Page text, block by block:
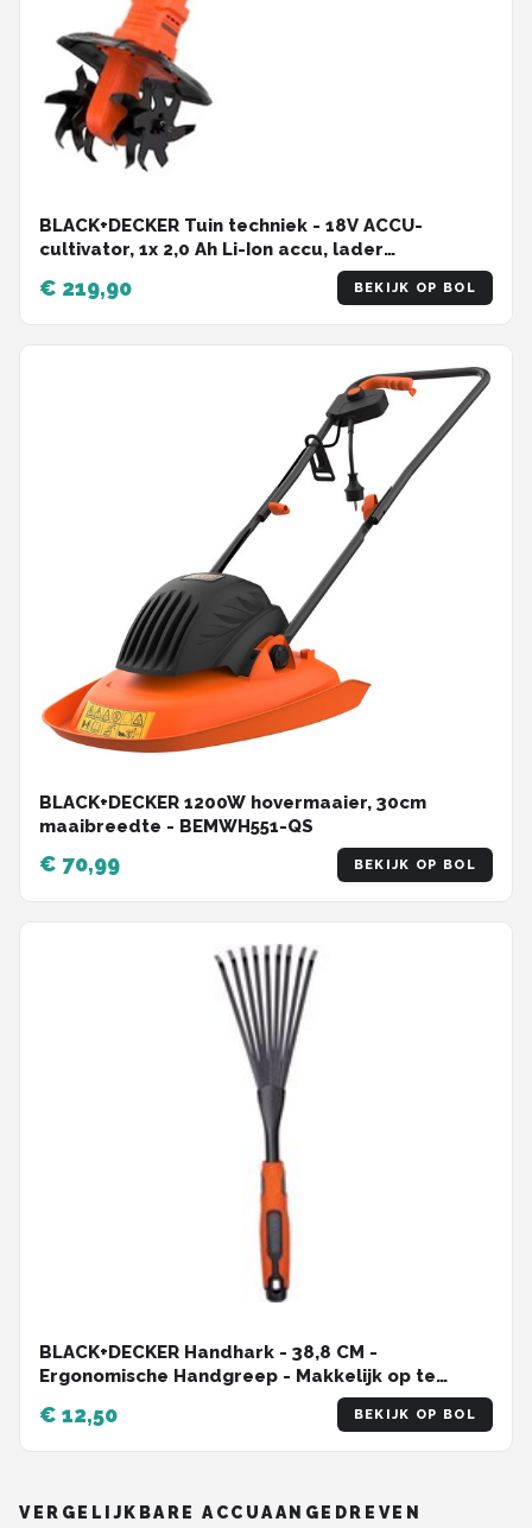
BLACK+DECKER Tuin techniek - 18V ACCU-
cultivator, 1x 2,0 Ah Li-Ion accu, lader
€ 219,90 BEKIJK OP BOL
BLACK+DECKER 1200W hovermaaier, 30cm
maaibreedte - BEMWH551-QS
€ 70,99 BEKIJK OP BOL
BLACK+DECKER Handhark - 38,8 CM -
Ergonomische Handgreep - Makkelijk op te
€ 12,50 BEKIJK OP BOL
VERGELIJKBARE ACCUAANGEDREVEN